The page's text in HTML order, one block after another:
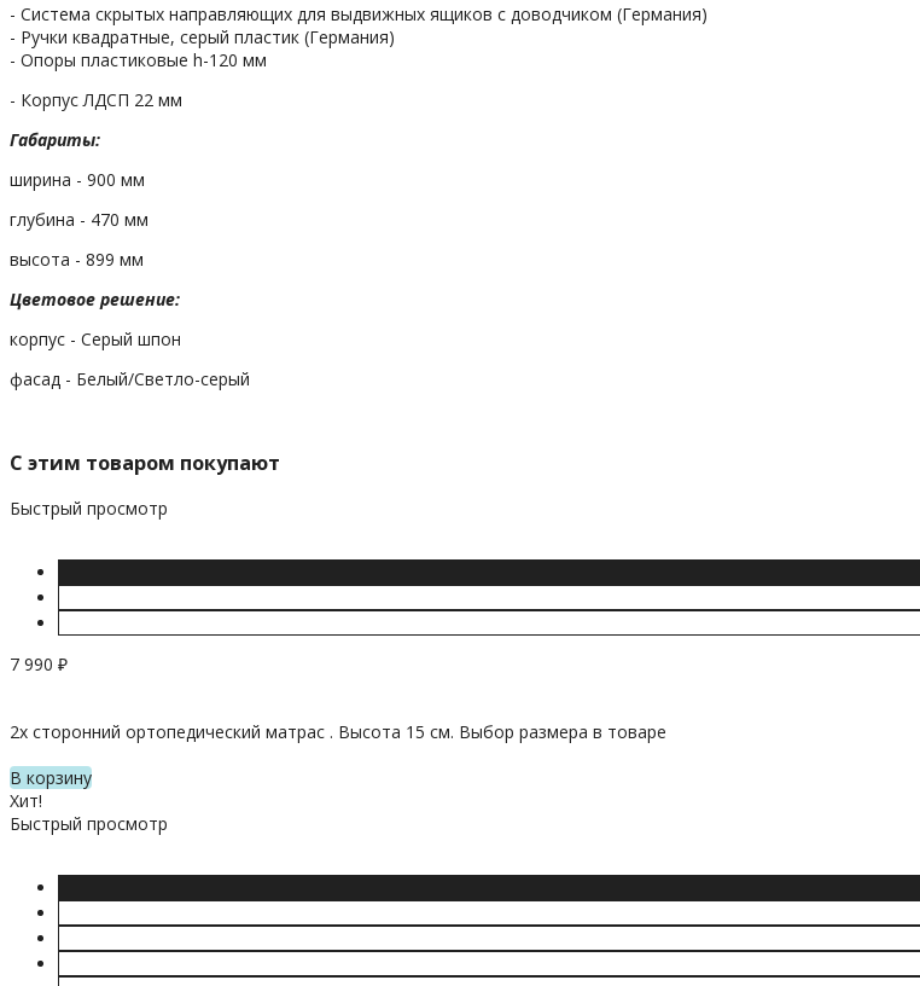
- Система скрытых направляющих для выдвижных ящиков с доводчиком (Германия)
- Ручки квадратные, серый пластик (Германия)
- Опоры пластиковые h-120 мм
- Корпус ЛДСП 22 мм
Габариты:
ширина - 900 мм
глубина - 470 мм
высота - 899 мм
Цветовое решение:
корпус - Серый шпон
фасад - Белый/Светло-серый
C этим товаром покупают
Быстрый просмотр
7 990 ₽
2х сторонний ортопедический матрас . Высота 15 см. Выбор размера в товаре
В корзину
Хит!
Быстрый просмотр